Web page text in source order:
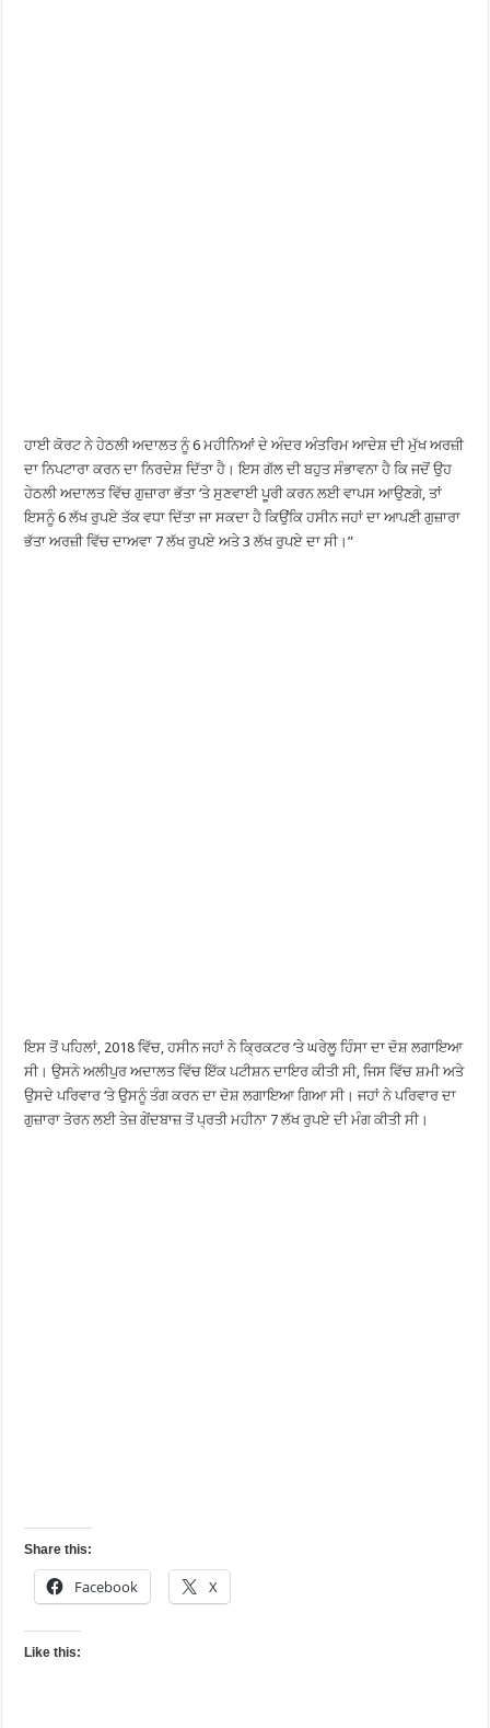
ਹਾਈ ਕੋਰਟ ਨੇ ਹੇਠਲੀ ਅਦਾਲਤ ਨੂੰ 6 ਮਹੀਨਿਆਂ ਦੇ ਅੰਦਰ ਅੰਤਰਿਮ ਆਦੇਸ਼ ਦੀ ਮੁੱਖ ਅਰਜ਼ੀ
ਦਾ ਨਿਪਟਾਰਾ ਕਰਨ ਦਾ ਨਿਰਦੇਸ਼ ਦਿੱਤਾ ਹੈ। ਇਸ ਗੱਲ ਦੀ ਬਹੁਤ ਸੰਭਾਵਨਾ ਹੈ ਕਿ ਜਦੋਂ ਉਹ
ਹੇਠਲੀ ਅਦਾਲਤ ਵਿੱਚ ਗੁਜ਼ਾਰਾ ਭੱਤਾ ‘ਤੇ ਸੁਣਵਾਈ ਪੂਰੀ ਕਰਨ ਲਈ ਵਾਪਸ ਆਉਣਗੇ, ਤਾਂ
ਇਸਨੂੰ 6 ਲੱਖ ਰੁਪਏ ਤੱਕ ਵਧਾ ਦਿੱਤਾ ਜਾ ਸਕਦਾ ਹੈ ਕਿਉਂਕਿ ਹਸੀਨ ਜਹਾਂ ਦਾ ਆਪਣੀ ਗੁਜ਼ਾਰਾ
ਭੱਤਾ ਅਰਜ਼ੀ ਵਿੱਚ ਦਾਅਵਾ 7 ਲੱਖ ਰੁਪਏ ਅਤੇ 3 ਲੱਖ ਰੁਪਏ ਦਾ ਸੀ।”
ਇਸ ਤੋਂ ਪਹਿਲਾਂ, 2018 ਵਿੱਚ, ਹਸੀਨ ਜਹਾਂ ਨੇ ਕ੍ਰਿਕਟਰ ‘ਤੇ ਘਰੇਲੂ ਹਿੰਸਾ ਦਾ ਦੋਸ਼ ਲਗਾਇਆ
ਸੀ। ਉਸਨੇ ਅਲੀਪੁਰ ਅਦਾਲਤ ਵਿੱਚ ਇੱਕ ਪਟੀਸ਼ਨ ਦਾਇਰ ਕੀਤੀ ਸੀ, ਜਿਸ ਵਿੱਚ ਸ਼ਮੀ ਅਤੇ
ਉਸਦੇ ਪਰਿਵਾਰ ‘ਤੇ ਉਸਨੂੰ ਤੰਗ ਕਰਨ ਦਾ ਦੋਸ਼ ਲਗਾਇਆ ਗਿਆ ਸੀ। ਜਹਾਂ ਨੇ ਪਰਿਵਾਰ ਦਾ
ਗੁਜ਼ਾਰਾ ਤੋਰਨ ਲਈ ਤੇਜ਼ ਗੇਂਦਬਾਜ਼ ਤੋਂ ਪ੍ਰਤੀ ਮਹੀਨਾ 7 ਲੱਖ ਰੁਪਏ ਦੀ ਮੰਗ ਕੀਤੀ ਸੀ।
Share this:
Facebook X
Like this: